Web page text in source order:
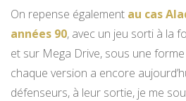
On repense également au cas
années 90, avec un jeu sorti à la
et sur Mega Drive, sous une
chaque version a encore
défenseurs, à leur sortie, je me